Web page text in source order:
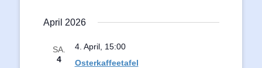
April 2026
SA.
4
Osterkaffeetafel
4. April, 15:00